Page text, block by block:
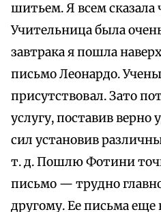
шитьем. Я всем сказала
Учительница была
завтрака я пошла
письмо Леонардо.
присутствовал. Зато
услугу, поставив верно
сил установив
т. д. Пошлю Фотини
письмо — трудно
другому. Ее письма